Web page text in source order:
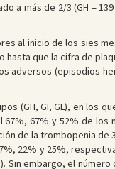
más de 2/3 (GH =
al inicio de los sies
que la cifra de
adversos (episodios
(GH, GI, GL), en los
67% y 52% de los
de la trombopenia
22% y 25%,
embargo, el